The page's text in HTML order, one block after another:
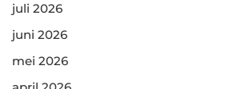
juli 2026
juni 2026
mei 2026